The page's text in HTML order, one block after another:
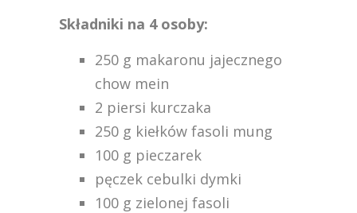
Składniki na 4 osoby:
250 g makaronu jajecznego
chow mein
2 piersi kurczaka
250 g kiełków fasoli mung
100 g pieczarek
pęczek cebulki dymki
100 g zielonej fasoli